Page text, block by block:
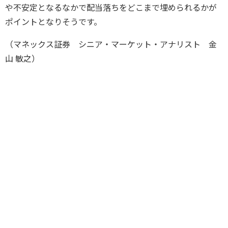
や不安定となるなかで配当落ちをどこまで埋められるかが
ポイントとなりそうです。
（マネックス証券 シニア・マーケット・アナリスト 金
山 敏之）